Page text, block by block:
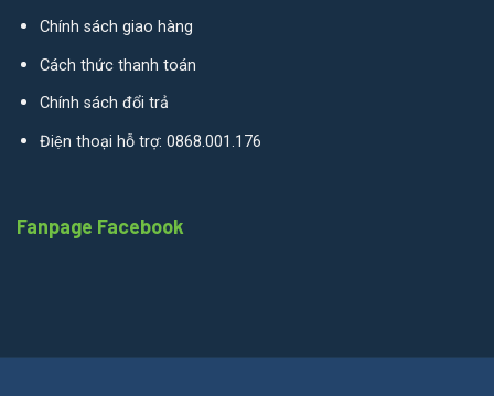
Chính sách giao hàng
Cách thức thanh toán
Chính sách đổi trả
Điện thoại hỗ trợ: 0868.001.176
Fanpage Facebook